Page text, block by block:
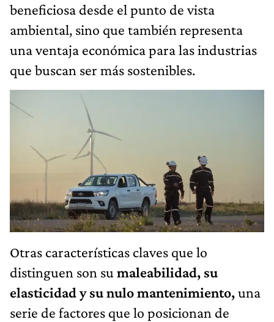
beneficiosa desde el punto de vista
ambiental, sino que también representa
una ventaja económica para las industrias
que buscan ser más sostenibles.
Otras características claves que lo
distinguen son su maleabilidad, su
elasticidad y su nulo mantenimiento,una
serie de factores que lo posicionan de